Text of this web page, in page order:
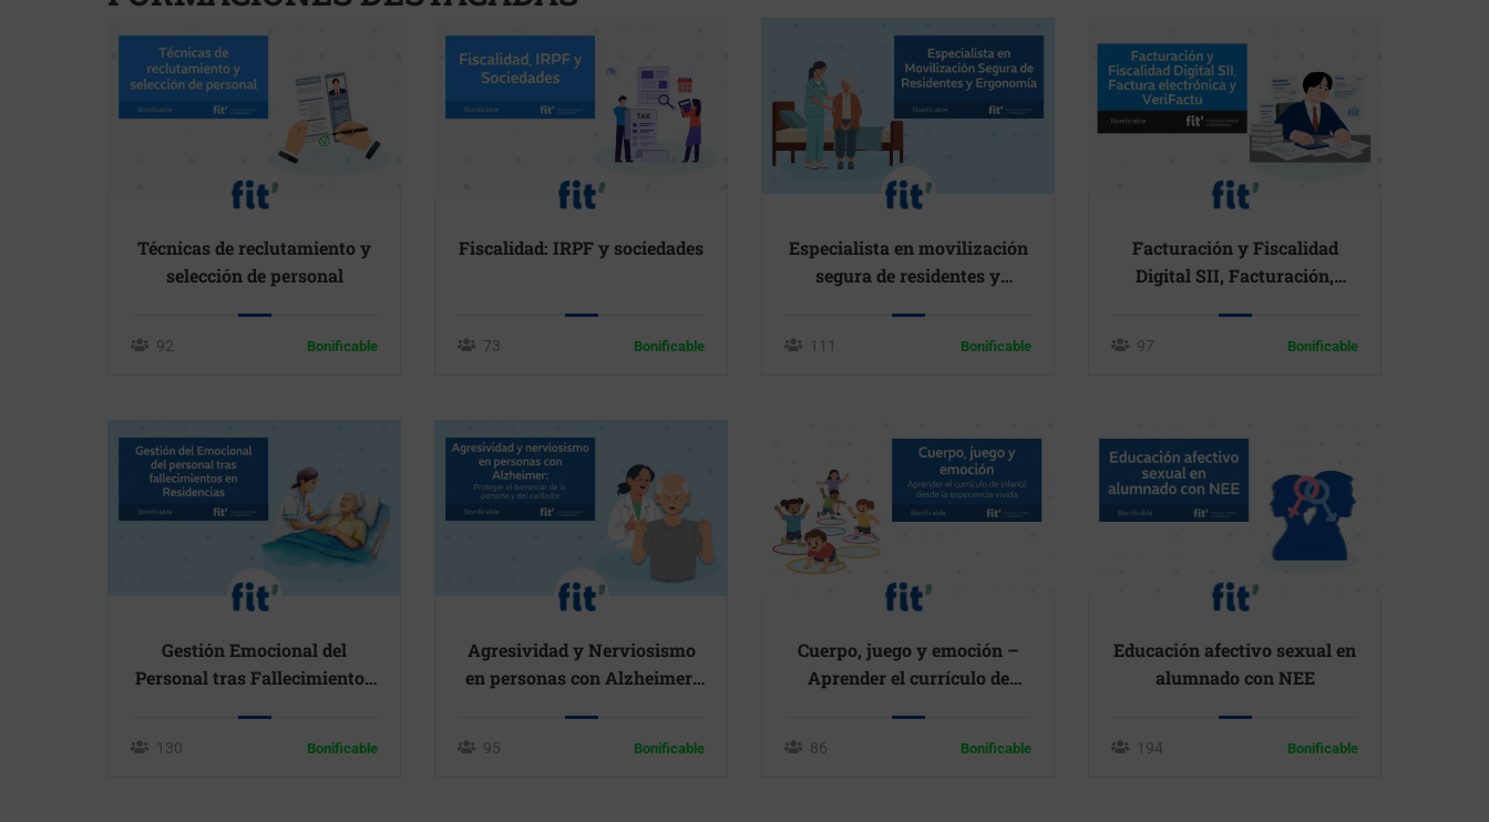
Técnicas de reclutamiento y
selección de personal
92 Bonificable
Fiscalidad: IRPF y sociedades
73 Bonificable
Especialista en movilización
segura de residentes y
111 Bonificable
Facturación y Fiscalidad
Digital SII, Facturación,
97 Bonificable
Gestión Emocional del
Personal tras Fallecimientos
130 Bonificable
Agresividad y Nerviosismo
en personas con Alzheimer:
95 Bonificable
Cuerpo, juego y emoción –
Aprender el currículo de
86 Bonificable
Educación afectivo sexual en
alumnado con NEE
194 Bonificable